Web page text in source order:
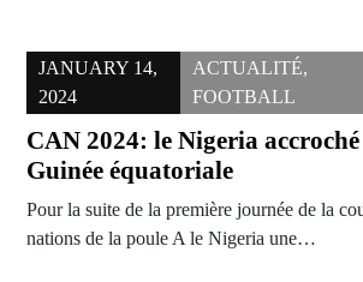
JANUARY 14,
2024
ACTUALITÉ,
FOOTBALL
CAN 2024: le Nigeria
Guinée équatoriale
Pour la suite de la première journée de la
nations de la poule A le Nigeria une…